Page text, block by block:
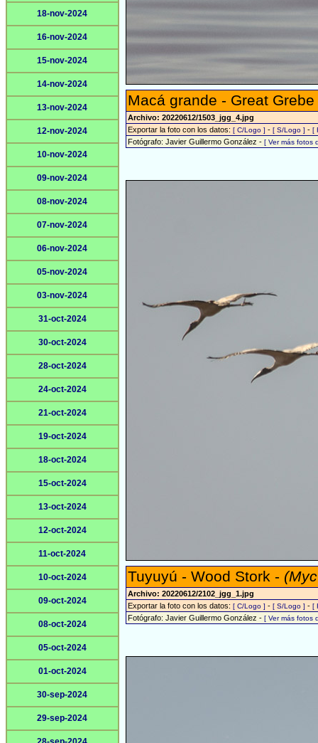
18-nov-2024
16-nov-2024
15-nov-2024
14-nov-2024
13-nov-2024
12-nov-2024
10-nov-2024
09-nov-2024
08-nov-2024
07-nov-2024
06-nov-2024
05-nov-2024
03-nov-2024
31-oct-2024
30-oct-2024
28-oct-2024
24-oct-2024
21-oct-2024
19-oct-2024
18-oct-2024
15-oct-2024
13-oct-2024
12-oct-2024
11-oct-2024
10-oct-2024
09-oct-2024
08-oct-2024
05-oct-2024
01-oct-2024
30-sep-2024
29-sep-2024
Macá grande - Great
Archivo: 20220612/1503_jgg_4.jpg
Exportar la foto con los datos: [ C/Logo ] - [ S/Logo ] - [
Fotógrafo: Javier Guillermo González - [ Ver más fotos
Tuyuyú - Wood Stork -
Archivo: 20220612/2102_jgg_1.jpg
Exportar la foto con los datos: [ C/Logo ] - [ S/Logo ] - [
Fotógrafo: Javier Guillermo González - [ Ver más fotos